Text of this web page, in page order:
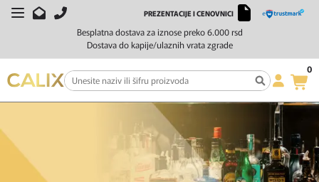
Besplatna dostava za iznose preko 6.000 rsd
Dostava do kapije/ulaznih vrata zgrade
PREZENTACIJE I CENOVNICI
0
FILTERI
SORTIRAJ